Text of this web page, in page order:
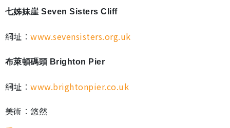
七姊妹崖 Seven Sisters Cliff
網址︰www.sevensisters.org.uk
布萊頓碼頭 Brighton Pier
網址︰www.brightonpier.co.uk
美術︰悠然